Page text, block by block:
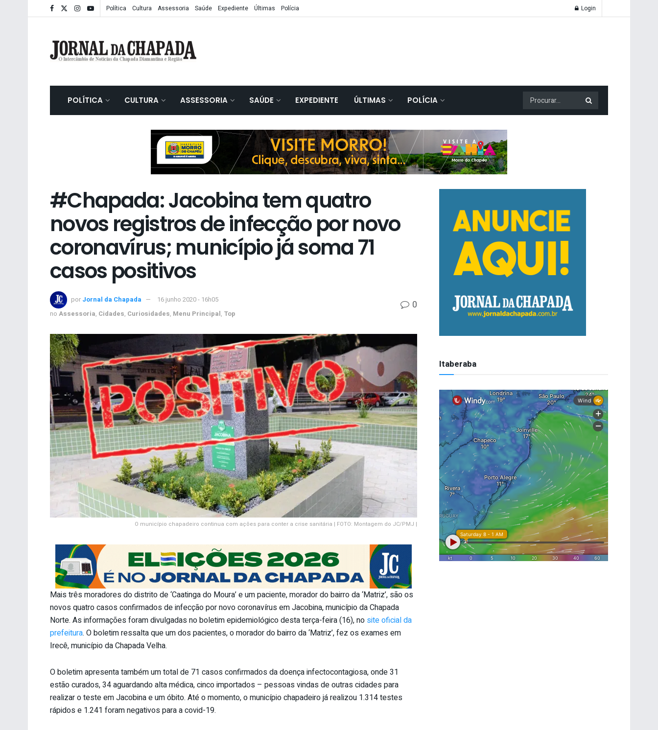
Política Cultura Assessoria Saúde Expediente Últimas Polícia Login
POLÍTICA CULTURA ASSESSORIA SAÚDE EXPEDIENTE ÚLTIMAS POLÍCIA
#Chapada: Jacobina tem quatro
novos registros de infecção por novo
coronavírus; município já soma 71
casos positivos
por Jornal da Chapada
16 junho 2020 - 16h05
no Assessoria, Cidades, Curiosidades, Menu Principal, Top
0
O município chapadeiro continua com ações para conter a crise sanitária | FOTO: Montagem do JC/PMJ |
Mais três moradores do distrito de ‘Caatinga do Moura’ e um paciente, morador do bairro da ‘Matriz’, são os
novos quatro casos confirmados de infecção por novo coronavírus em Jacobina, município da Chapada
Norte. As informações foram divulgadas no boletim epidemiológico desta terça-feira (16), no site oficial da
prefeitura. O boletim ressalta que um dos pacientes, o morador do bairro da ‘Matriz’, fez os exames em
Irecê, município da Chapada Velha.
O boletim apresenta também um total de 71 casos confirmados da doença infectocontagiosa, onde 31
estão curados, 34 aguardando alta médica, cinco importados – pessoas vindas de outras cidades para
realizar o teste em Jacobina e um óbito. Até o momento, o município chapadeiro já realizou 1.314 testes
rápidos e 1.241 foram negativos para a covid-19.
Itaberaba